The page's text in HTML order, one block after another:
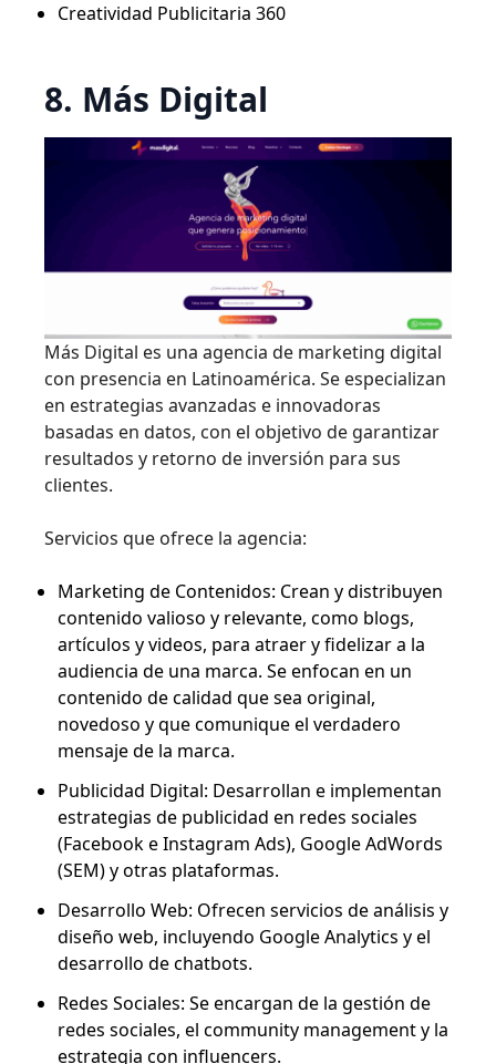
Creatividad Publicitaria 360
8. Más Digital
Más Digital es una agencia de marketing digital
con presencia en Latinoamérica. Se especializan
en estrategias avanzadas e innovadoras
basadas en datos, con el objetivo de garantizar
resultados y retorno de inversión para sus
clientes.
Servicios que ofrece la agencia:
Marketing de Contenidos: Crean y distribuyen
contenido valioso y relevante, como blogs,
artículos y videos, para atraer y fidelizar a la
audiencia de una marca. Se enfocan en un
contenido de calidad que sea original,
novedoso y que comunique el verdadero
mensaje de la marca.
Publicidad Digital: Desarrollan e implementan
estrategias de publicidad en redes sociales
(Facebook e Instagram Ads), Google AdWords
(SEM) y otras plataformas.
Desarrollo Web: Ofrecen servicios de análisis y
diseño web, incluyendo Google Analytics y el
desarrollo de chatbots.
Redes Sociales: Se encargan de la gestión de
redes sociales, el community management y la
estrategia con influencers.